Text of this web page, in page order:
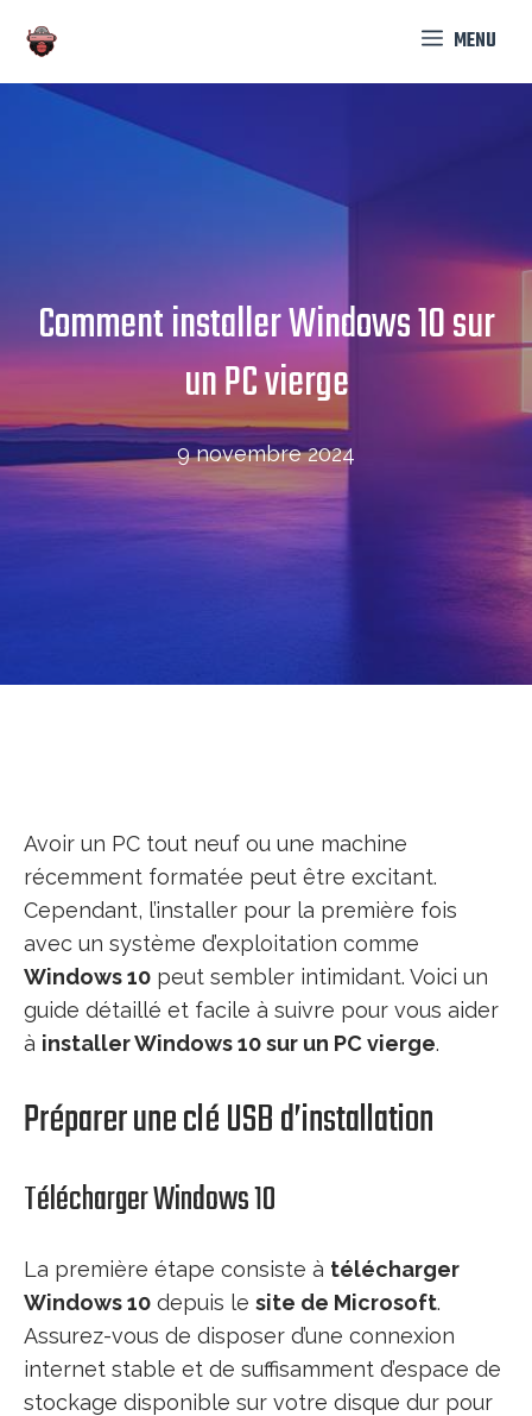
contenu
MENU
Comment installer Windows 10 sur
un PC vierge
9 novembre 2024
Avoir un PC tout neuf ou une machine
récemment formatée peut être excitant.
Cependant, l’installer pour la première fois
avec un système d’exploitation comme
Windows 10 peut sembler intimidant. Voici un
guide détaillé et facile à suivre pour vous aider
à installer Windows 10 sur un PC vierge.
Préparer une clé USB d’installation
Télécharger Windows 10
La première étape consiste à télécharger
Windows 10 depuis le site de Microsoft.
Assurez-vous de disposer d’une connexion
internet stable et de suffisamment d’espace de
stockage disponible sur votre disque dur pour